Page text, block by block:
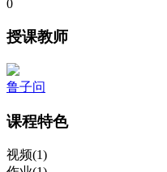
0
授课教师
鲁子问
课程特色
视频(1)